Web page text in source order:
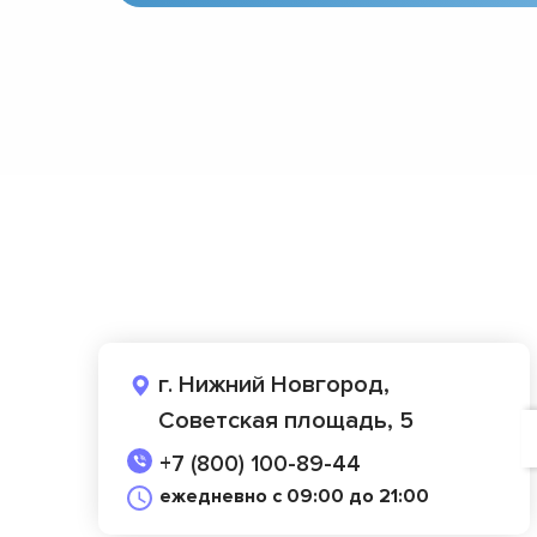
г. Нижний Новгород,
Советская площадь, 5
+7 (800) 100-89-44
ежедневно с 09:00 до 21:00